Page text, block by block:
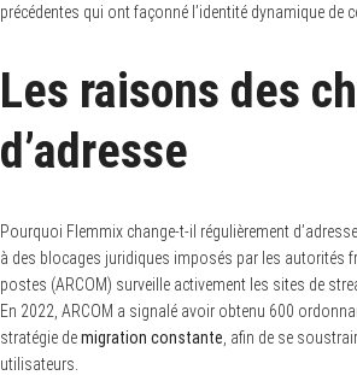
précédentes qui ont façonné l’identité dynamique de
Les raisons des
d’adresse
Pourquoi Flemmix change-t-il régulièrement
à des blocages juridiques imposés par les autorités
postes (ARCOM) surveille activement les sites de
En 2022, ARCOM a signalé avoir obtenu 600
stratégie demigration constante , afin de se
utilisateurs.